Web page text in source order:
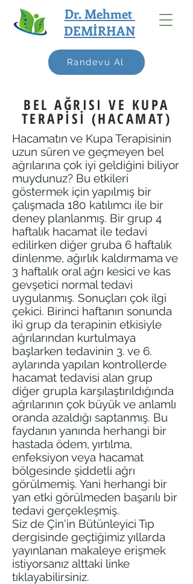
Dr. Mehmet
DEMİRHAN
Randevu Al
BEL AĞRISI VE KUPA
TERAPİSİ (HACAMAT)
Hacamatın ve Kupa Terapisinin
uzun süren ve geçmeyen bel
ağrılarına çok iyi geldiğini biliyor
muydunuz? Bu etkileri
göstermek için yapılmış bir
çalışmada 180 katılımcı ile bir
deney planlanmış. Bir grup 4
haftalık hacamat ile tedavi
edilirken diğer gruba 6 haftalık
dinlenme, ağırlık kaldırmama ve
3 haftalık oral ağrı kesici ve kas
gevşetici normal tedavi
uygulanmış. Sonuçları çok ilgi
çekici. Birinci haftanın sonunda
iki grup da terapinin etkisiyle
ağrılarından kurtulmaya
başlarken tedavinin 3. ve 6.
aylarında yapılan kontrollerde
hacamat tedavisi alan grup
diğer grupla karşılaştırıldığında
ağrılarının çok büyük ve anlamlı
oranda azaldığı saptanmış. Bu
faydanın yanında herhangi bir
hastada ödem, yırtılma,
enfeksiyon veya hacamat
bölgesinde şiddetli ağrı
görülmemiş. Yani herhangi bir
yan etki görülmeden başarılı bir
tedavi gerçekleşmiş.
Siz de Çin'in Bütünleyici Tıp
dergisinde geçtiğimiz yıllarda
yayınlanan makaleye erişmek
istiyorsanız alttaki linke
tıklayabilirsiniz.